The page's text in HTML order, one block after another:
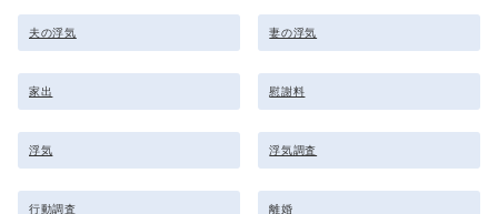
夫の浮気 妻の浮気
家出 慰謝料
浮気 浮気調査
行動調査 離婚